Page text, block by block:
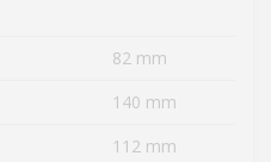
82 mm
140 mm
112 mm